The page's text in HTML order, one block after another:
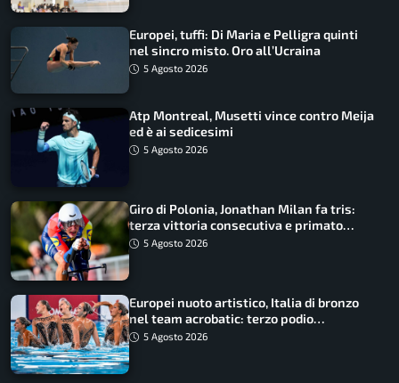
Europei, tuffi: Di Maria e Pelligra quinti
nel sincro misto. Oro all’Ucraina
5 Agosto 2026
Atp Montreal, Musetti vince contro Meija
ed è ai sedicesimi
5 Agosto 2026
Giro di Polonia, Jonathan Milan fa tris:
terza vittoria consecutiva e primato
rafforzato
5 Agosto 2026
Europei nuoto artistico, Italia di bronzo
nel team acrobatic: terzo podio
consecutivo
5 Agosto 2026